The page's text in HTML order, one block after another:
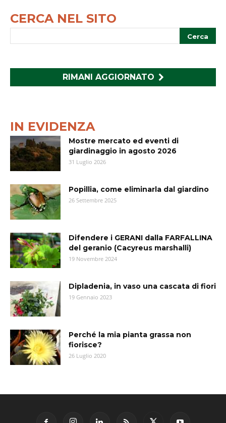
CERCA NEL SITO
RIMANI AGGIORNATO
IN EVIDENZA
Mostre mercato ed eventi di
giardinaggio in agosto 2026
31 Luglio 2026
Popillia, come eliminarla dal giardino
26 Settembre 2025
Difendere i GERANI dalla FARFALLINA
del geranio (Cacyreus marshalli)
19 Novembre 2024
Dipladenia, in vaso una cascata di fiori
19 Gennaio 2023
Perché la mia pianta grassa non
fiorisce?
26 Luglio 2020